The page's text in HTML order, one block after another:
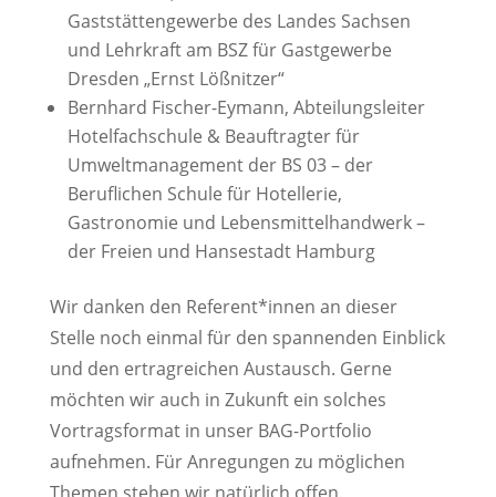
Gaststättengewerbe des Landes Sachsen
und Lehrkraft am BSZ für Gastgewerbe
Dresden „Ernst Lößnitzer“
Bernhard Fischer-Eymann, Abteilungsleiter
Hotelfachschule & Beauftragter für
Umweltmanagement der BS 03 – der
Beruflichen Schule für Hotellerie,
Gastronomie und Lebensmittelhandwerk –
der Freien und Hansestadt Hamburg
Wir danken den Referent*innen an dieser
Stelle noch einmal für den spannenden Einblick
und den ertragreichen Austausch. Gerne
möchten wir auch in Zukunft ein solches
Vortragsformat in unser BAG-Portfolio
aufnehmen. Für Anregungen zu möglichen